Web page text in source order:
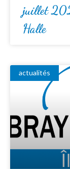
juillet
Halle
actualités